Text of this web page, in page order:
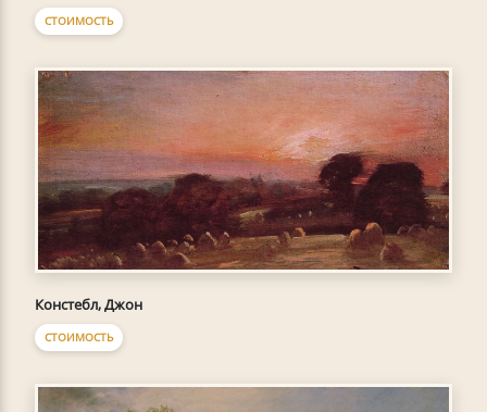
СТОИМОСТЬ
Констебл, Джон
СТОИМОСТЬ